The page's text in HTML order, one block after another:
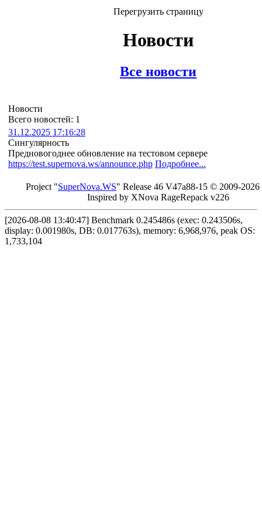
Перегрузить страницу
Новости
Все новости
Новости
Всего новостей: 1
31.12.2025 17:16:28
Сингулярность
Предновогоднее обновление на тестовом сервере
https://test.supernova.ws/announce.php Подробнее...
Project "SuperNova.WS" Release 46 V47a88-15 © 2009-2026
Inspired by XNova RageRepack v226
[2026-08-08 13:40:47] Benchmark 0.245486s (exec: 0.243506s,
display: 0.001980s, DB: 0.017763s), memory: 6,968,976, peak OS:
1,733,104